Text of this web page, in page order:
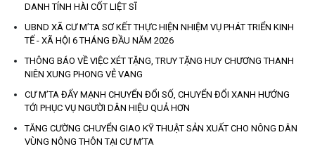
DANH TÍNH HÀI CỐT LIỆT SĨ
UBND XÃ CƯ M’TA SƠ KẾT THỰC HIỆN NHIỆM VỤ PHÁT TRIỂN KINH
TẾ - XÃ HỘI 6 THÁNG ĐẦU NĂM 2026
THÔNG BÁO VỀ VIỆC XÉT TẶNG, TRUY TẶNG HUY CHƯƠNG THANH
NIÊN XUNG PHONG VẺ VANG
CƯ M’TA ĐẨY MẠNH CHUYỂN ĐỔI SỐ, CHUYỂN ĐỔI XANH HƯỚNG
TỚI PHỤC VỤ NGƯỜI DÂN HIỆU QUẢ HƠN
TĂNG CƯỜNG CHUYỂN GIAO KỸ THUẬT SẢN XUẤT CHO NÔNG DÂN
VÙNG NÔNG THÔN TẠI CƯ M’TA
CHÍNH THỰC HIỆN MỘT PHẦN
(30/07/2026)
TOÀN TRÌNH THUỘC THẨM QUYỀN GIẢI QUYẾT CỦA UBND XÃ
CƯ M’TA
(30/07/2026)